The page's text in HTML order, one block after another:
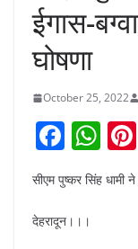
ईगास-
घोषणा
October 25, 2022
F
c
e
W
at
सीएम पुष्कर सिंह धामी
देहरादून।।।